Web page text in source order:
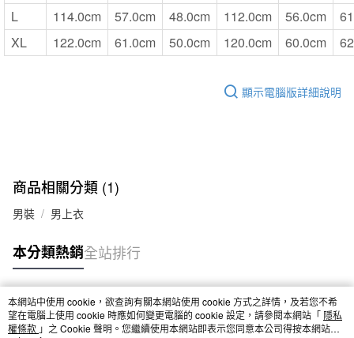
L
114.0cm 57.0cm 48.0cm 112.0cm 56.0cm
XL
122.0cm 61.0cm 50.0cm 120.0cm 60.0cm
顯示電腦版詳細說明
商品相關分類 (1)
男裝 男上衣
本分類熱銷全站排行
熱門標籤
本網站中使用 cookie，欲查詢有關本網站使用 cookie 方式之詳情，及若您不希
望在電腦上使用 cookie 時應如何變更電腦的 cookie 設定，請參閱本網站「 隱私
權條款 」之 Cookie 聲明。您繼續使用本網站即表示您同意本公司得按本網站使